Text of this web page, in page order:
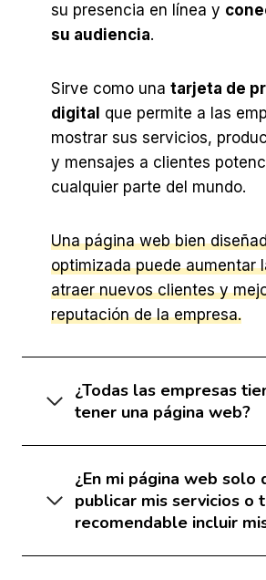
su presencia en línea y
su audiencia.
Sirve como una tarjeta de
digital que permite a las
mostrar sus servicios,
y mensajes a clientes
cualquier parte del mundo.
Una página web bien
optimizada puede aumentar
atraer nuevos clientes y
reputación de la empresa.
¿Todas las empresas
tener una página web?
¿En mi página web solo
publicar mis servicios o
recomendable incluir